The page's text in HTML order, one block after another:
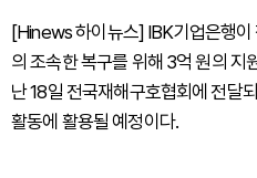
[Hinews 하이뉴스] IBK기업은행이
의 조속한 복구를 위해 3억 원의 지
난 18일 전국재해구호협회에 전달
활동에 활용될 예정이다.